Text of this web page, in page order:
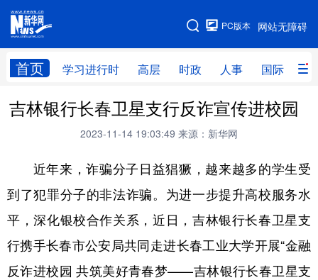
网站无障碍
PC版本
首页 学习进行时 高层 时政 人事 国际 财
网站地图
学习进行时 高层 时政 人事
财经 网评
台湾 思客智库 全球连线 教育
科技 科普 体育 文化
健康 军事 访谈 视频
图片 中央文件 金融 汽车
吉林银行长春卫星支行反诈宣传进校园
2023-11-14 19:03:49 来源：新华网
近年来，诈骗分子日益猖獗，越来越多的学生受
到了犯罪分子的非法诈骗。为进一步提升高校服务水
平，深化银校合作关系，近日，吉林银行长春卫星支
行携手长春市公安局共同走进长春工业大学开展“金融
反诈进校园 共筑美好青春梦——吉林银行长春卫星支